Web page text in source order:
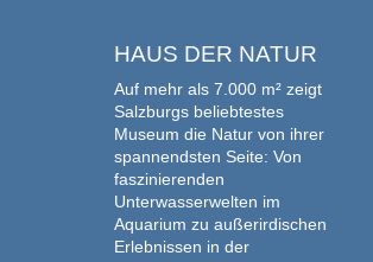
HAUS DER NATUR
Auf mehr als 7.000 m² zeigt
Salzburgs beliebtestes
Museum die Natur von ihrer
spannendsten Seite: Von
faszinierenden
Unterwasserwelten im
Aquarium zu außerirdischen
Erlebnissen in der